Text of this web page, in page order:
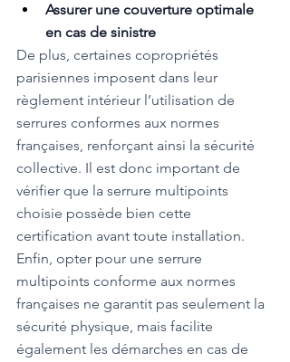
Assurer une couverture optimale
en cas de sinistre
De plus, certaines copropriétés
parisiennes imposent dans leur
règlement intérieur l’utilisation de
serrures conformes aux normes
françaises, renforçant ainsi la sécurité
collective. Il est donc important de
vérifier que la serrure multipoints
choisie possède bien cette
certification avant toute installation.
Enfin, opter pour une serrure
multipoints conforme aux normes
françaises ne garantit pas seulement la
sécurité physique, mais facilite
également les démarches en cas de